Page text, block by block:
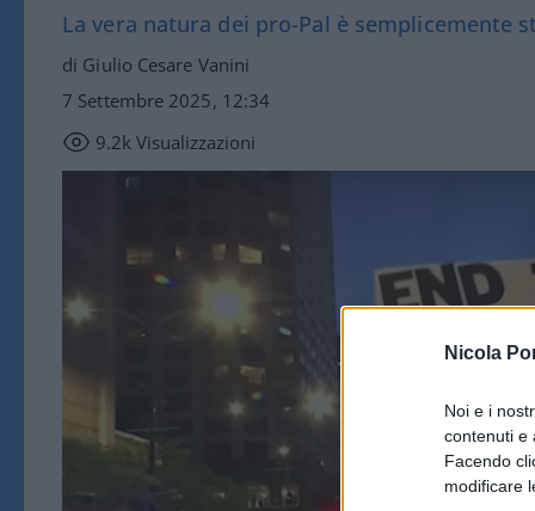
Nicola
Noi e i
contenuti e
Facendo
modificare
La vera natura dei pro-Pal è semplicemente
di Giulio Cesare Vanini
7 Settembre 2025, 12:34
9.2k Visualizzazioni